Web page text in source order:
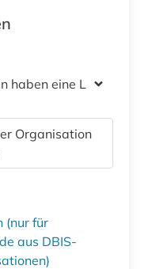
haben eine Lizenz
Organisation
(nur für
aus DBIS-